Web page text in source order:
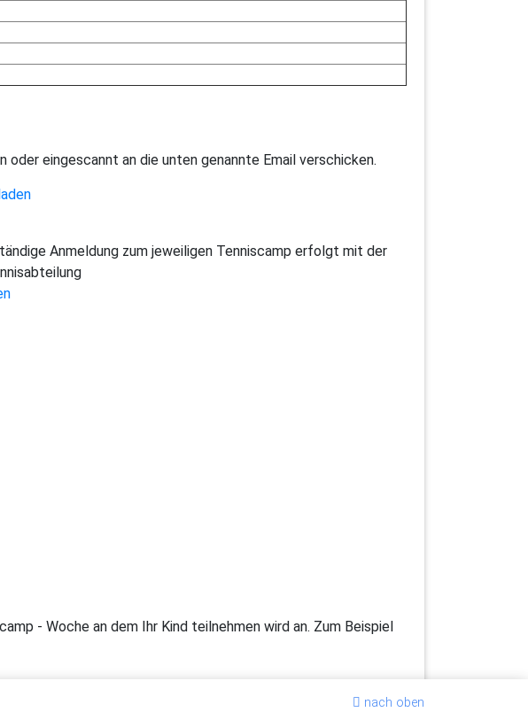
oder eingescannt an die unten genannte Email verschicken.
Anmeldung zum jeweiligen Tenniscamp erfolgt mit der
- Woche an dem Ihr Kind teilnehmen wird an. Zum Beispiel
nach oben